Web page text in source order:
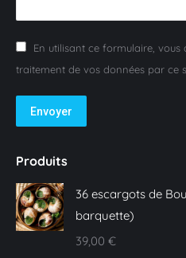
En utilisant ce formulaire, vous
traitement de vos données par ce
Envoyer
Produits
36 escargots de
barquette)
39,00 €